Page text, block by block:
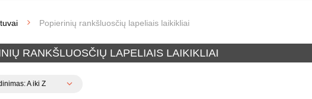
Popierinių rankšluosčių lapeliais laikikliai
RANKŠLUOSČIŲ LAPELIAIS LAIKIKLIAI
A iki Z